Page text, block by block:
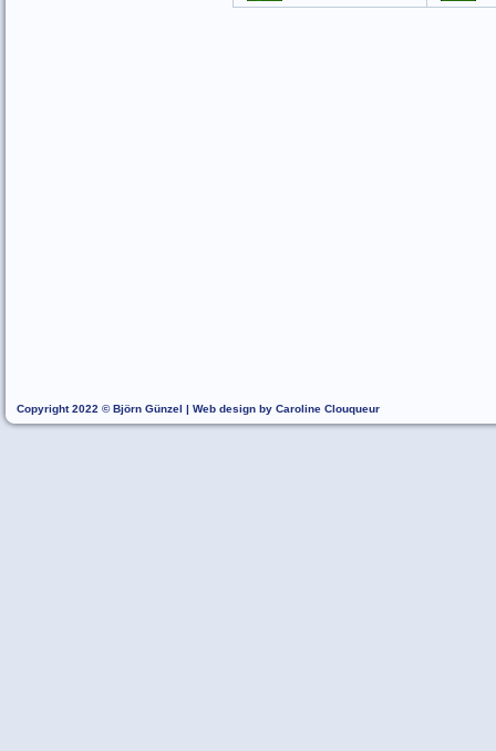
Copyright 2022 © Björn Günzel | Web design by Caroline Clouqueur